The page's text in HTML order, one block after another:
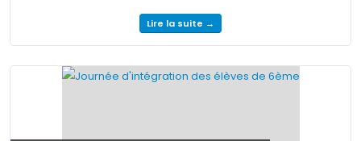
Lire la suite →